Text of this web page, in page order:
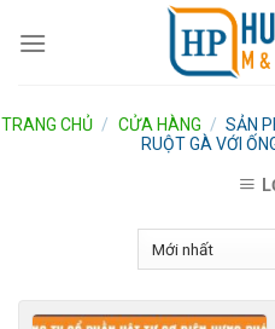
TRANG CHỦ / CỬA HÀNG / SẢN
RUỘT GÀ VỚI